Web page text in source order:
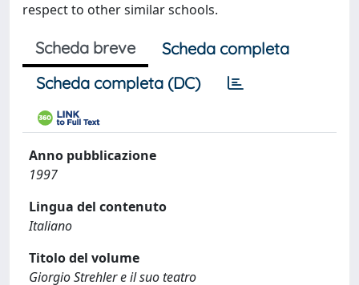
respect to other similar schools.
Scheda breve
Scheda completa
Scheda completa (DC)
Anno pubblicazione
1997
Lingua del contenuto
Italiano
Titolo del volume
Giorgio Strehler e il suo teatro